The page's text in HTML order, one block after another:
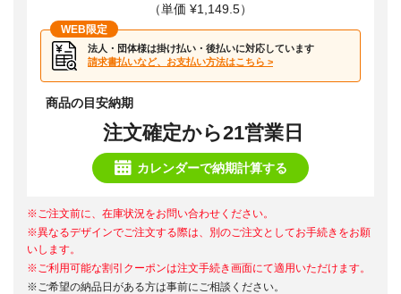
（単価 ¥1,149.5）
WEB限定
法人・団体様は掛け払い・後払いに対応しています
請求書払いなど、お支払い方法はこちら >
商品の目安納期
注文確定から21営業日
カレンダーで納期計算する
※ご注文前に、在庫状況をお問い合わせください。
※異なるデザインでご注文する際は、別のご注文としてお手続きをお願
いします。
※ご利用可能な割引クーポンは注文手続き画面にて適用いただけます。
※ご希望の納品日がある方は事前にご相談ください。